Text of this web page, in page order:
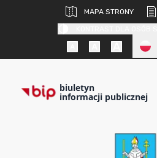
MAPA STRONY
biuletyn
informacji publicznej